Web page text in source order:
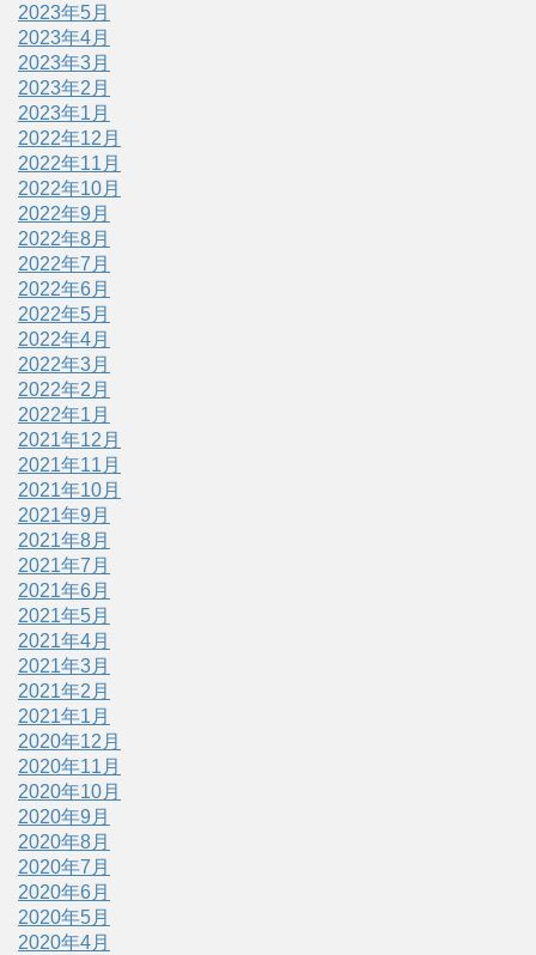
2023年5月
2023年4月
2023年3月
2023年2月
2023年1月
2022年12月
2022年11月
2022年10月
2022年9月
2022年8月
2022年7月
2022年6月
2022年5月
2022年4月
2022年3月
2022年2月
2022年1月
2021年12月
2021年11月
2021年10月
2021年9月
2021年8月
2021年7月
2021年6月
2021年5月
2021年4月
2021年3月
2021年2月
2021年1月
2020年12月
2020年11月
2020年10月
2020年9月
2020年8月
2020年7月
2020年6月
2020年5月
2020年4月